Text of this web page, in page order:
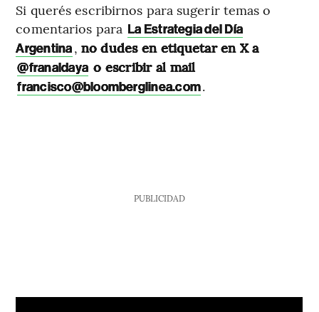
Si querés escribirnos para sugerir temas o
comentarios para La Estrategia del Día
Argentina, no dudes en etiquetar en X a
@franaldaya o escribir al mail
francisco@bloomberglinea.com.
PUBLICIDAD